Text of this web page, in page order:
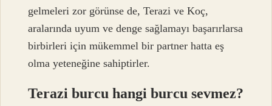
gelmeleri zor görünse de, Terazi ve Koç,
aralarında uyum ve denge sağlamayı başarırlarsa
birbirleri için mükemmel bir partner hatta eş
olma yeteneğine sahiptirler.
Terazi burcu hangi burcu sevmez?